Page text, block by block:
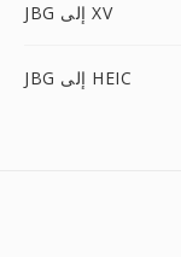
JBG إلى XV
JBG إلى HEIC